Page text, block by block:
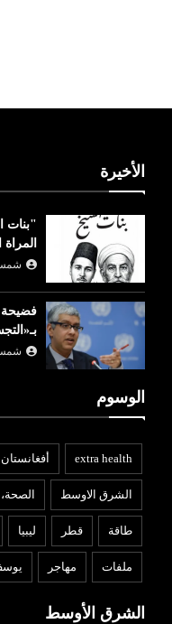
الأخيرة
"بنات
المراة
شمس
فضيحة
شمس
الوسوم
extra health أفغانستان
الشرق الاوسط الصحة،
طاقة قطر ليبيا
ملفات مهاجر
الشرق الأوسط